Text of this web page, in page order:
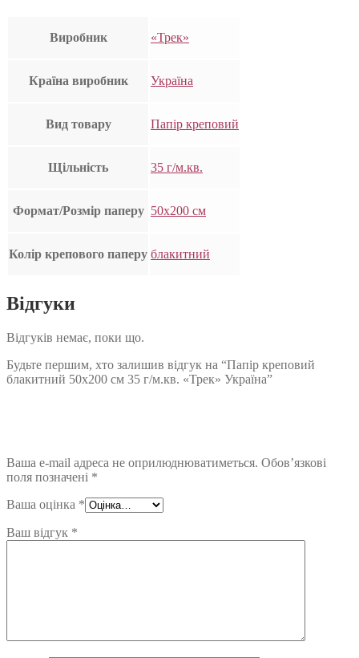
Виробник «Трек»
Країна виробник Україна
Вид товару Папір креповий
Щільність 35 г/м.кв.
Формат/Розмір паперу 50х200 см
Колір крепового паперу блакитний
Відгуки
Відгуків немає, поки що.
Будьте першим, хто залишив відгук на “Папір креповий
блакитний 50х200 см 35 г/м.кв. «Трек» Україна”
Ваша e-mail адреса не оприлюднюватиметься. Обов’язкові
поля позначені *
Ваша оцінка *
Ваш відгук *